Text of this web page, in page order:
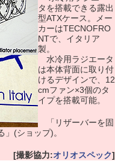
タを搭載できる露出
型ATXケース。メー
カーはTECNOFRO
NTで、イタリア
製。
水冷用ラジエータ
は本体背面に取り付
けるデザインで、12
cmファン×3個のタ
イプを搭載可能。
「リザーバーを固
(ショップ)。
[撮影協力:オリオスペック]